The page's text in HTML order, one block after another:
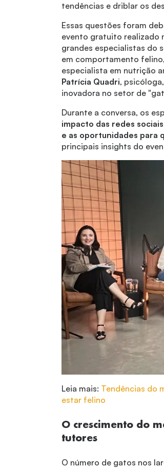
tendências e driblar os
Essas questões foram
evento gratuito realizado
grandes especialistas do
em comportamento
especialista em nutrição
Patrícia Quadri,
inovadora no setor de
Durante a conversa, os
impacto das redes
e as oportunidades para
principais insights do
Leia mais: Tendências do
estar felino
O crescimento do
tutores
O número de gatos nos